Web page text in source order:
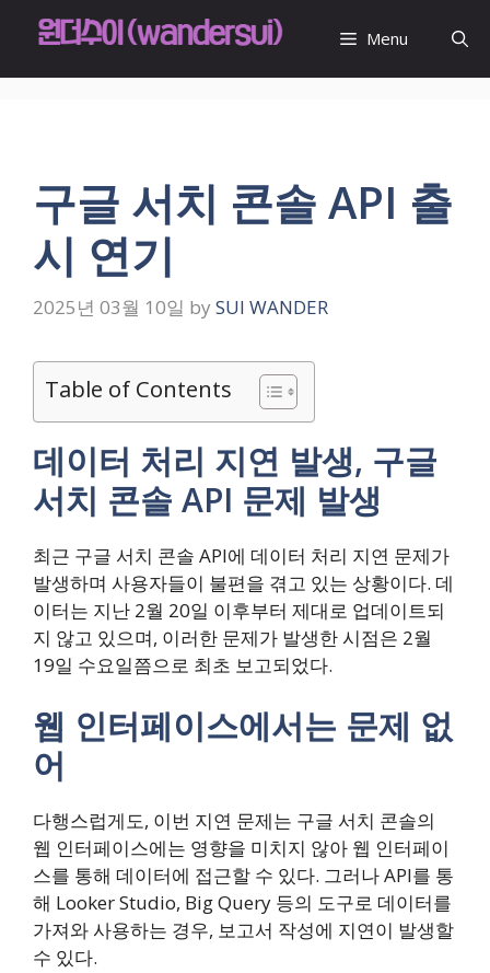
Menu
구글 서치 콘솔 API 출
시 연기
2025년 03월 10일 by SUI WANDER
Table of Contents
데이터 처리 지연 발생, 구글
서치 콘솔 API 문제 발생
최근 구글 서치 콘솔 API에 데이터 처리 지연 문제가
발생하며 사용자들이 불편을 겪고 있는 상황이다. 데
이터는 지난 2월 20일 이후부터 제대로 업데이트되
지 않고 있으며, 이러한 문제가 발생한 시점은 2월
19일 수요일쯤으로 최초 보고되었다.
웹 인터페이스에서는 문제 없
어
다행스럽게도, 이번 지연 문제는 구글 서치 콘솔의
웹 인터페이스에는 영향을 미치지 않아 웹 인터페이
스를 통해 데이터에 접근할 수 있다. 그러나 API를 통
해 Looker Studio, Big Query 등의 도구로 데이터를
가져와 사용하는 경우, 보고서 작성에 지연이 발생할
수 있다.